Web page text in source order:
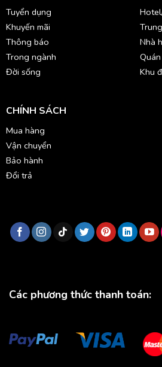
Tuyển dụng
Khuyến mãi
Thông báo
Trong ngành
Đời sống
Nhà
Khu
CHÍNH SÁCH
Mua hàng
Vận chuyển
Bảo hành
Đổi trả
Các phương thức thanh toán: